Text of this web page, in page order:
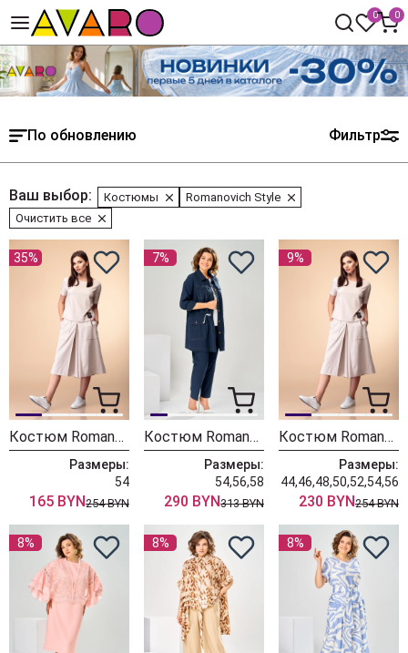
0 0
По обновлению Фильтр
Ваш выбор: Костюмы
Romanovich Style
Очистить все
35%
Костюм Romanovich Style 2-1971 беж
Размеры:
54
165 BYN254 BYN
7%
Костюм Romanovich Style 3-2161 синий
Размеры:
54,56,58
290 BYN313 BYN
9%
Костюм Romanovich Style 2-1971 беж
Размеры:
44,46,48,50,52,54,56
230 BYN254 BYN
8% 8% 8%